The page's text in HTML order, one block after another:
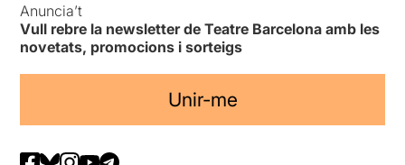
Anuncia’t
Vull rebre la newsletter de Teatre Barcelona amb les
novetats, promocions i sorteigs
Unir-me